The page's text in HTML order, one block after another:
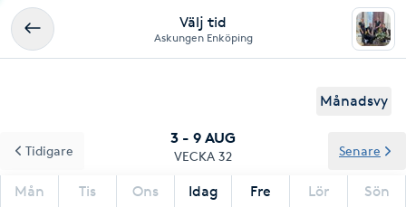
Välj tid
Askungen Enköping
Månadsvy
3 - 9 AUG
VECKA 32
Mån Tis Ons Idag Fre Lör Sön
Tidigare Senare